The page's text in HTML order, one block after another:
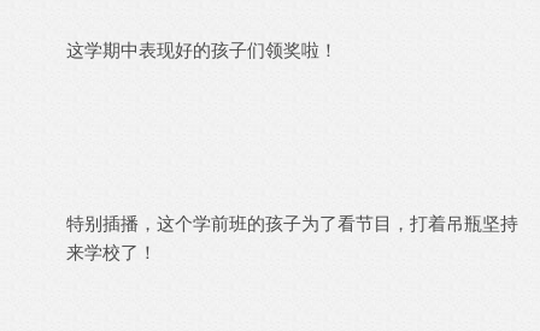
这学期中表现好的孩子们领奖啦！
特别插播，这个学前班的孩子为了看节目，打着吊瓶坚持
来学校了！